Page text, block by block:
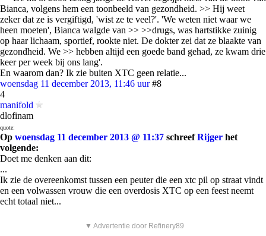
Bianca, volgens hem een toonbeeld van gezondheid. >> Hij weet
zeker dat ze is vergiftigd, 'wist ze te veel?'. 'We weten niet waar we
heen moeten', Bianca walgde van >> >>drugs, was hartstikke zuinig
op haar lichaam, sportief, rookte niet. De dokter zei dat ze blaakte van
gezondheid. We >> hebben altijd een goede band gehad, ze kwam drie
keer per week bij ons lang'.
En waarom dan? Ik zie buiten XTC geen relatie...
woensdag 11 december 2013, 11:46 uur #8
4
manifold
dlofinam
quote:
Op woensdag 11 december 2013 @ 11:37 schreefRijger het
volgende:
Doet me denken aan dit:
...
Ik zie de overeenkomst tussen een peuter die een xtc pil op straat vindt
en een volwassen vrouw die een overdosis XTC op een feest neemt
echt totaal niet...
▼ Advertentie door Refinery89